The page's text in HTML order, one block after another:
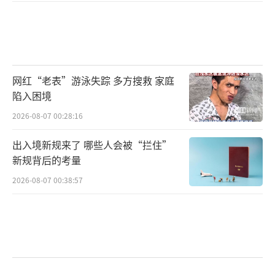
网红“老表”游泳失踪 多方搜救 家庭
陷入困境
2026-08-07 00:28:16
出入境新规来了 哪些人会被“拦住”
新规背后的考量
2026-08-07 00:38:57